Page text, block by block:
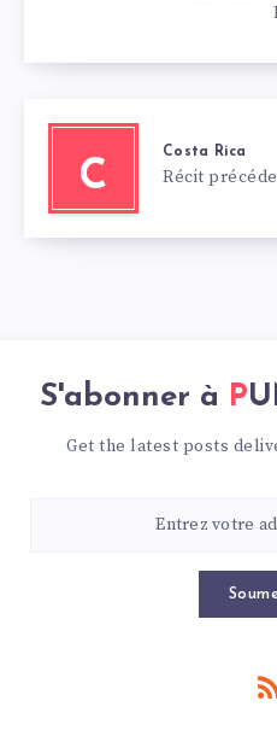
C
Costa Rica
Récit
S'abonner à
Get the latest posts